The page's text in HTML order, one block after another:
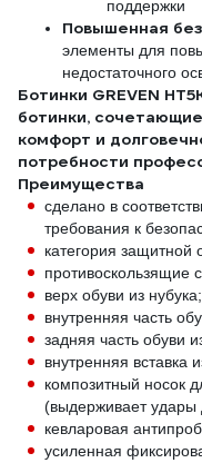
поддержки
Повышенная
элементы для
недостаточного
Ботинки GREVEN
ботинки,
комфорт и
потребности
Преимущества
сделано в
требования к
категория защитной
противоскользящие
верх обуви из нубука;
внутренняя часть
задняя часть обуви
внутренняя вставка
композитный носок
(выдерживает удары
кевларовая
усиленная